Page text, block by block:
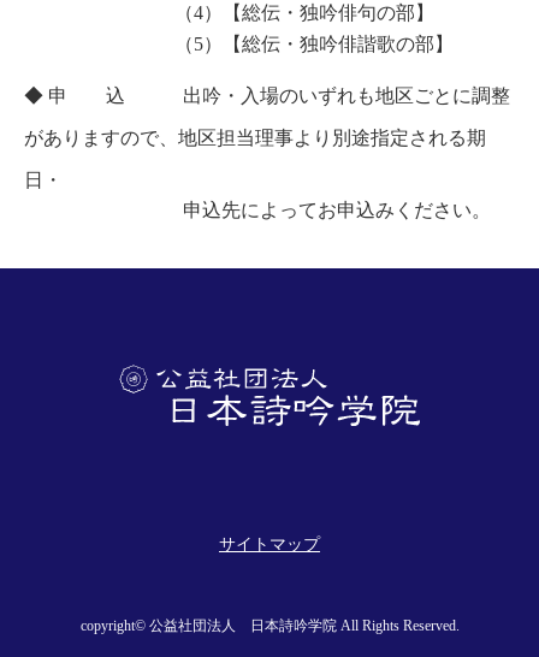
（4）【総伝・独吟俳句の部】
（5）【総伝・独吟俳諧歌の部】
◆ 申 込 出吟・入場のいずれも地区ごとに調整
がありますので、地区担当理事より別途指定される期
日・
申込先によってお申込みください。
サイトマップ
copyright© 公益社団法人 日本詩吟学院 All Rights Reserved.